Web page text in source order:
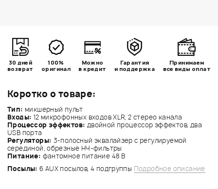
Коротко о товаре:
Тип: микшерный пульт
Входы: 12 микрофонных входов XLR, 2 стерео канала
Процессор эффектов: двойной процессор эффектов, два
USB порта
Регуляторы: 3-полосный эквалайзер с регулируемой
серединой, обрезные НЧ-фильтры
Питание: фантомное питание 48 В
Посылы: 6 AUX посылов, 4 подгруппы Подробное описание
30 дней
возврат
100%
оригинал
Можно
в кредит
Гарантия
и поддержка
Принимаем
все виды оплат